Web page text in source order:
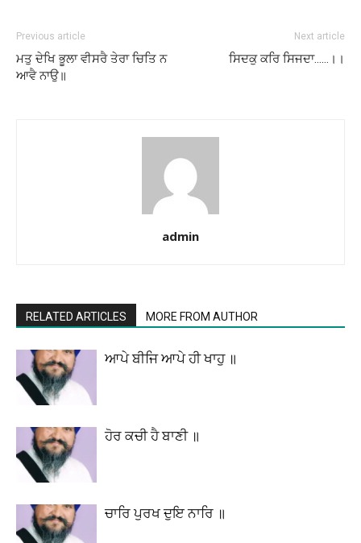
Previous article
ਮਤੁ ਦੇਖਿ ਭੂਲਾ ਵੀਸਰੈ ਤੇਰਾ ਚਿਤਿ ਨ
ਆਵੈ ਨਾਉ॥
Next article
ਸਿਦਕੁ ਕਰਿ ਸਿਜਦਾ……।।
admin
RELATED ARTICLES MORE FROM AUTHOR
ਆਪੇ ਬੀਜਿ ਆਪੇ ਹੀ ਖਾਹੁ ॥
ਹੋਰ ਕਚੀ ਹੈ ਬਾਣੀ ॥
ਚਾਰਿ ਪੁਰਖ ਦੁਇ ਨਾਰਿ ॥